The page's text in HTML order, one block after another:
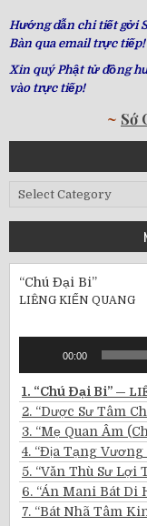
Hướng dẫn chi tiết gởi
Bàn qua email trực
Xin quý Phật tử đồng
vào trực tiếp!
~ Sớ
Bài
Gần
“Chú Đại Bi”
LIÊNG KIẾN QUANG
00:00
1. “Chú Đại Bi” —
2. “Dược Sư Tâm
3. “Mẹ Quan Âm
4. “Địa Tạng Vương
5. “Văn Thù Sư Lợi
6. “Án Mani Bát Di
7. “Bát Nhã Tâm